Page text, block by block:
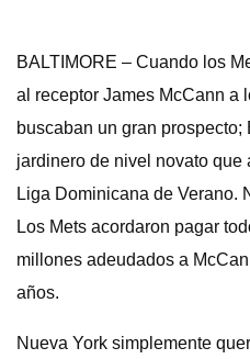
BALTIMORE – Cuando los
al receptor James McCann a
buscaban un gran prospecto;
jardinero de nivel novato que
Liga Dominicana de Verano.
Los Mets acordaron pagar
millones adeudados a
años.
Nueva York simplemente